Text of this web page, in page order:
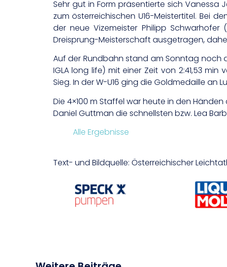
Sehr gut in Form präsentierte sich Vanessa
zum österreichischen U16-Meistertitel. Bei
der neue Vizemeister Philipp Schwarhofer
Dreisprung-Meisterschaft ausgetragen,
Auf der Rundbahn stand am Sonntag noch
IGLA long life) mit einer Zeit von 2:41,53
Sieg. In der W-U16 ging die Goldmedaille an
Die 4×100 m Staffel war heute in den Händen
Daniel Guttman die schnellsten bzw. Lea
Alle Ergebnisse
Text- und Bildquelle: Österreichischer